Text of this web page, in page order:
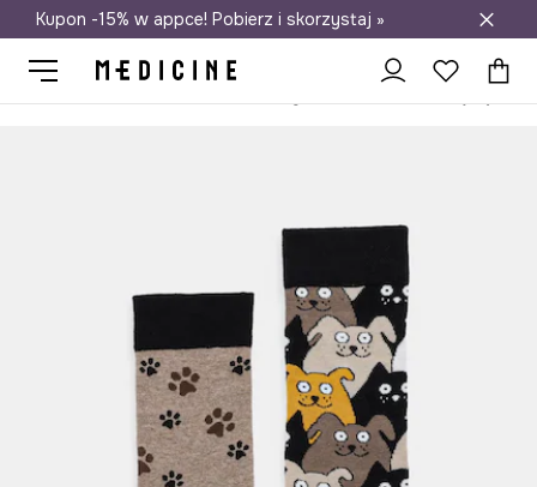
Darmowa dostawa do salonów
Kupon -15% w appce! Pobierz i skorzystaj »